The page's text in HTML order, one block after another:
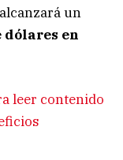
un
en
leer contenido